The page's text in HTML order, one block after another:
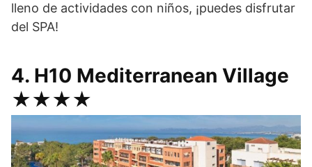
lleno de actividades con niños, ¡puedes disfrutar
del SPA!
4. H10 Mediterranean Village
★★★★